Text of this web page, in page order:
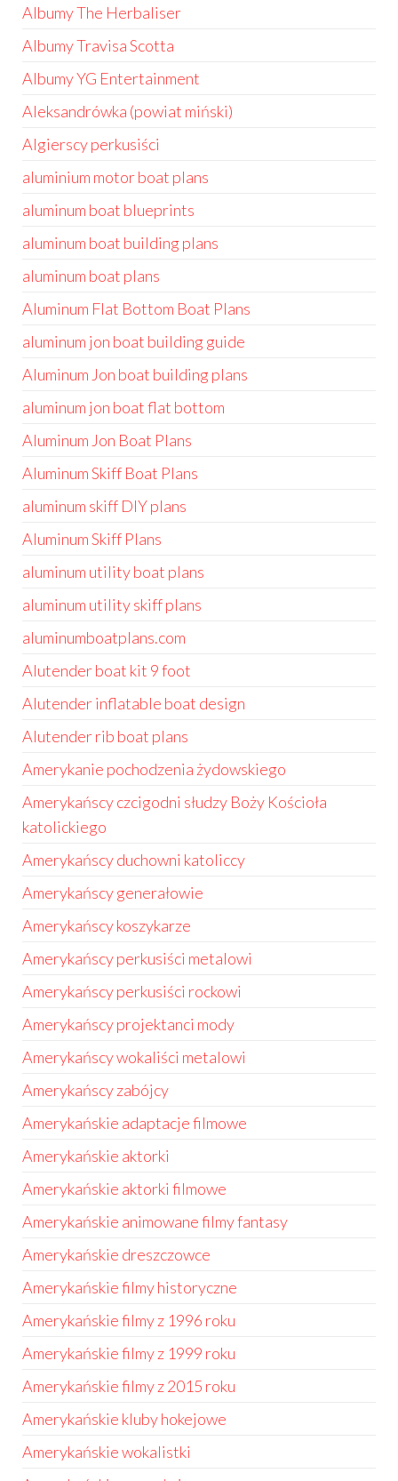
Albumy The Herbaliser
Albumy Travisa Scotta
Albumy YG Entertainment
Aleksandrówka (powiat miński)
Algierscy perkusiści
aluminium motor boat plans
aluminum boat blueprints
aluminum boat building plans
aluminum boat plans
Aluminum Flat Bottom Boat Plans
aluminum jon boat building guide
Aluminum Jon boat building plans
aluminum jon boat flat bottom
Aluminum Jon Boat Plans
Aluminum Skiff Boat Plans
aluminum skiff DIY plans
Aluminum Skiff Plans
aluminum utility boat plans
aluminum utility skiff plans
aluminumboatplans.com
Alutender boat kit 9 foot
Alutender inflatable boat design
Alutender rib boat plans
Amerykanie pochodzenia żydowskiego
Amerykańscy czcigodni słudzy Boży Kościoła
katolickiego
Amerykańscy duchowni katoliccy
Amerykańscy generałowie
Amerykańscy koszykarze
Amerykańscy perkusiści metalowi
Amerykańscy perkusiści rockowi
Amerykańscy projektanci mody
Amerykańscy wokaliści metalowi
Amerykańscy zabójcy
Amerykańskie adaptacje filmowe
Amerykańskie aktorki
Amerykańskie aktorki filmowe
Amerykańskie animowane filmy fantasy
Amerykańskie dreszczowce
Amerykańskie filmy historyczne
Amerykańskie filmy z 1996 roku
Amerykańskie filmy z 1999 roku
Amerykańskie filmy z 2015 roku
Amerykańskie kluby hokejowe
Amerykańskie wokalistki